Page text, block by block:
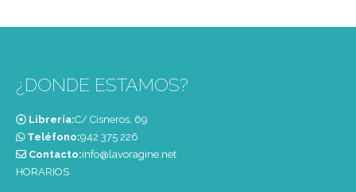
¿DONDE ESTAMOS?
Librería:C/ Cisneros, 69
Teléfono:‭942 375 226‬
Contacto:info@lavoragine.net
HORARIOS